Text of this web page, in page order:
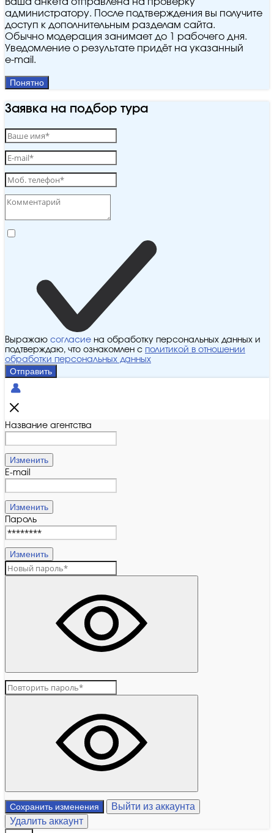
Ваша анкета отправлена на проверку
администратору. После подтверждения вы получите
доступ к дополнительным разделам сайта.
Обычно модерация занимает до 1 рабочего дня.
Уведомление о результате придёт на указанный
e‑mail.
Понятно
Заявка на подбор тура
Выражаю согласие на обработку персональных данных и
подтверждаю, что ознакомлен с политикой в отношении
обработки персональных данных
Отправить
Название агентства
Изменить
E-mail
Изменить
Пароль
Изменить
Сохранить изменения
Выйти из аккаунта
Удалить аккаунт